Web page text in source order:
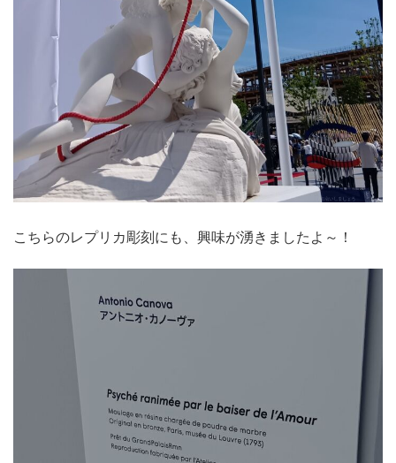
こちらのレプリカ彫刻にも、興味が湧きましたよ～！